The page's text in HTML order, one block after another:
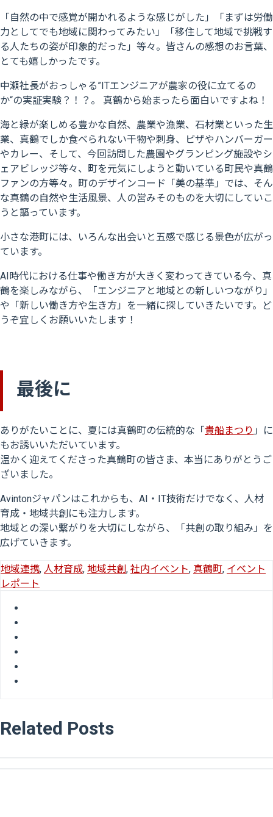
「自然の中で感覚が開かれるような感じがした」「まずは労働
力としてでも地域に関わってみたい」「移住して地域で挑戦す
る人たちの姿が印象的だった」等々。皆さんの感想のお言葉、
とても嬉しかったです。
中瀬社長がおっしゃる”ITエンジニアが農家の役に立てるの
か“の実証実験？！？。 真鶴から始まったら面白いですよね！
海と緑が楽しめる豊かな自然、農業や漁業、石材業といった生
業、真鶴でしか食べられない干物や刺身、ピザやハンバーガー
やカレー、そして、今回訪問した農園やグランピング施設やシ
ェアビレッジ等々、町を元気にしようと動いている町民や真鶴
ファンの方等々。町のデザインコード「美の基準」では、そん
な真鶴の自然や生活風景、人の営みそのものを大切にしていこ
うと謳っています。
小さな港町には、いろんな出会いと五感で感じる景色が広がっ
ています。
AI時代における仕事や働き方が大きく変わってきている今、真
鶴を楽しみながら、「エンジニアと地域との新しいつながり」
や「新しい働き方や生き方」を一緒に探していきたいです。ど
うぞ宜しくお願いいたします！
最後に
ありがたいことに、夏には真鶴町の伝統的な「貴船まつり 」に
もお誘いいただいています。
温かく迎えてくださった真鶴町の皆さま、本当にありがとうご
ざいました。
Avintonジャパンはこれからも、AI・IT技術だけでなく、人材
育成・地域共創にも注力します。
地域との深い繋がりを大切にしながら、「共創の取り組み」を
広げていきます。
地域連携, 人材育成, 地域共創, 社内イベント, 真鶴町, イベント
レポート
Related Posts